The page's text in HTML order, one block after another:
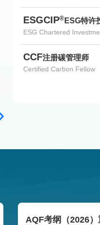
ESGCIP® ESG特许
ESG Chartered
CCF注册碳管理师
Certified Carbon Fellow
AQF考纲（2026